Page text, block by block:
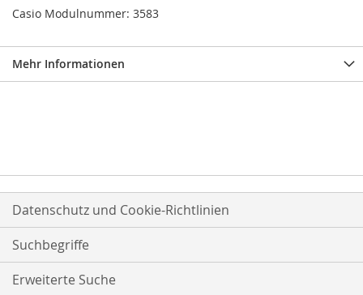
Casio Modulnummer: 3583
Mehr Informationen
Datenschutz und Cookie-Richtlinien
Suchbegriffe
Erweiterte Suche